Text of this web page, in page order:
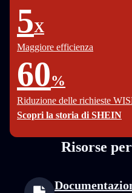
5X
Maggiore efficienza
60%
Riduzione delle richieste
Scopri la storia di SHEIN
Risorse